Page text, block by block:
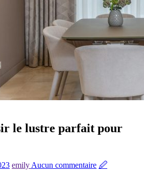
le lustre parfait pour
emily Aucun commentaire 🖉